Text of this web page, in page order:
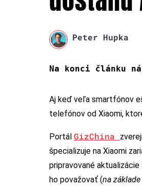
Peter Hupka
Na konci článku
Aj keď veľa smartfónov
telefónov od Xiaomi,
Portál GizChina
špecializuje na Xiaomi
pripravované aktualizácie
ho považovať (na